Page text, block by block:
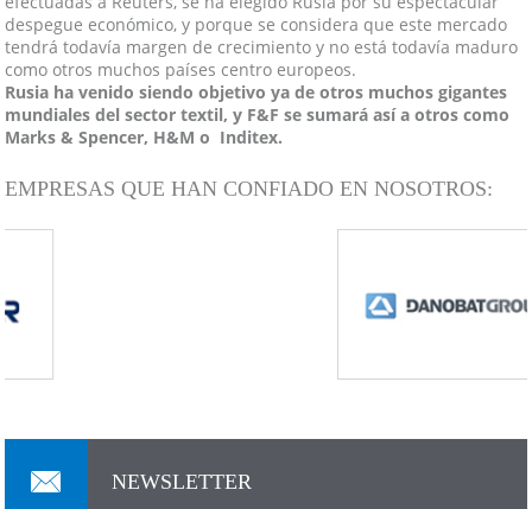
despegue económico, y porque se considera que este mercado
tendrá todavía margen de crecimiento y no está todavía maduro
como otros muchos países centro europeos.
Rusia ha venido siendo objetivo ya de otros muchos gigantes
mundiales del sector textil, y F&F se sumará así a otros como
Marks & Spencer, H&M o Inditex.
EMPRESAS QUE HAN CONFIADO EN NOSOTROS:
NEWSLETTER